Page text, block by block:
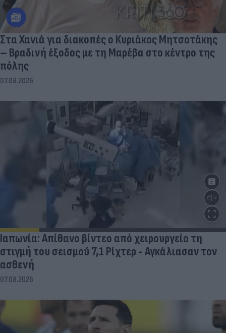
Στα Χανιά για διακοπές ο Κυριάκος Μητσοτάκης
– Βραδινή έξοδος με τη Μαρέβα στο κέντρο της
πόλης
07.08.2026
Ιαπωνία: Απίθανο βίντεο από χειρουργείο τη
στιγμή του σεισμού 7,1 Ρίχτερ - Αγκάλιασαν τον
ασθενή
07.08.2026